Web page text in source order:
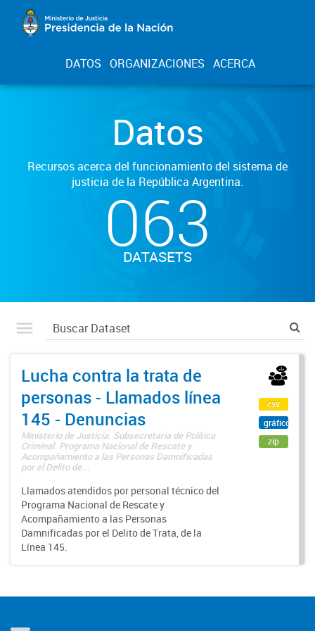
DATOS ORGANIZACIONES ACERCA
Datos
Recursos acerca del funcionamiento del sistema de
justicia de la República Argentina.
063
DATASETS
Lucha contra la trata de
personas - Llamados línea
145 - Denuncias
Ministerio de Justicia. Subsecretaría de Política
Criminal. Programa Nacional de Rescate y
Acompañamiento a las Personas Damnificadas
por el Delito de...
Llamados atendidos por personal técnico del
Programa Nacional de Rescate y
Acompañamiento a las Personas
Damnificadas por el Delito de Trata, de la
Línea 145.
csv
gráfico
zip